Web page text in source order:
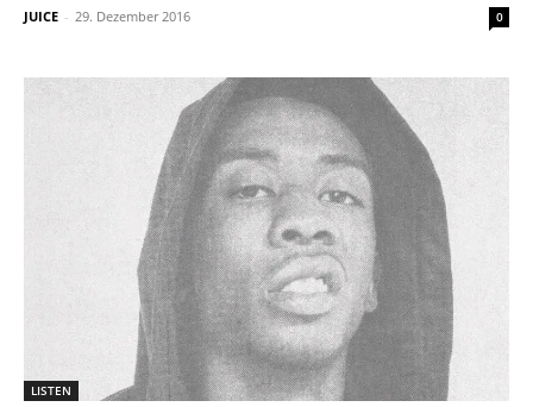
JUICE - 29. Dezember 2016 0
LISTEN